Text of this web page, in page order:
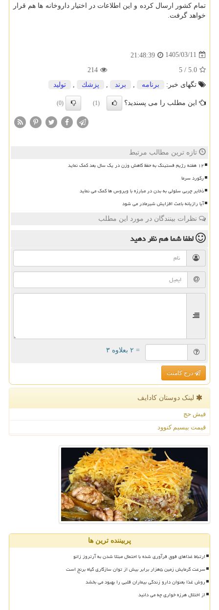
تمام کشور ارسال کرده و این اطلاعات در اختیار داروخانه ها هم قرار
خواهد گرفت.
1405/03/11
21:48:39
5.0
/
5
214
تگهای خبر:
برنامه برند پزشك تولید
این مطلب را می پسندید؟ (1)
(0)
تازه ترین مطالب مرتبط
۱۲ هفته رژیم فستینگ به حفظ کاهش وزن در یک سال بعد کمک نماید
رکورد سرما
ذخایر چربی سلولی به بدن در مبارزه با ویروس ها کمک می نماید
آیا رازیانه باعث افزایش شیرمادر می شود
نظرات بینندگان در مورد این مطلب
لطفا شما همنظر دهید
= ۲ بعلاوه ۳
درج کامنت
لینک دوستان كادایف
فیش حج
قیمت بیسیم کنوود
پربیننده ترین ها
ارتباط غذاهای فوق فرآوری شده با احتمال مبتلا شدن به آرتروز زانو
سرعت گرمایش زمین ۵هزار برابر بیش از توان سازگاری گیاه برنج است
روش غذا بعنوان دارو زندگی بیماران قلبی را بهبود می بخشد
از اختلال هرزه خواری چه می دانید